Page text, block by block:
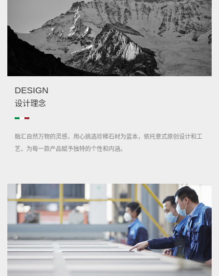
DESIGN
设计理念
融汇自然万物的灵感，用心挑选珍稀石材为蓝本，依托意式原创设计和工
艺，为每一款产品赋予独特的个性和内涵。